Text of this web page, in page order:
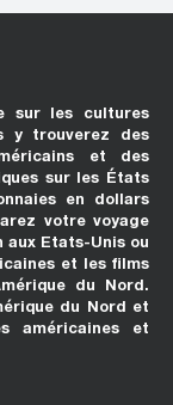
sur les cultures
y trouverez des
et des
sur les États
en dollars
votre voyage
aux Etats-Unis ou
et les films
du Nord.
du Nord et
américaines et